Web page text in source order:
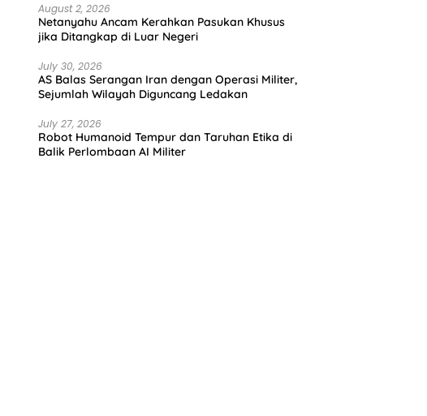
August 2, 2026
Netanyahu Ancam Kerahkan Pasukan Khusus
jika Ditangkap di Luar Negeri
July 30, 2026
AS Balas Serangan Iran dengan Operasi Militer,
Sejumlah Wilayah Diguncang Ledakan
July 27, 2026
Robot Humanoid Tempur dan Taruhan Etika di
Balik Perlombaan AI Militer